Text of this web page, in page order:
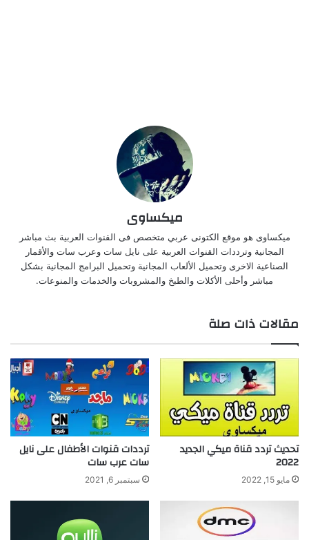
ميكساوى
ميكساوى هو موقع الكتونى عربي متخصص فى القنوات العربية بث مباشر
المجانية وترددات القنوات العربية على نايل سات وعرب سات والأقمار
الصناعية الاخرى وتحميل الألعاب المجانية وتحميل البرامج المجانية بشكل
مباشر وأحلى الأكلات والطبخ والمشروبات والخدمات والمنوعات.
مقالات ذات صلة
تحديث تردد قناة ميكي الجديد
2022
مايو 15, 2022
ترددات قنوات الأطفال على نايل
سات عرب سات
سبتمبر 6, 2021